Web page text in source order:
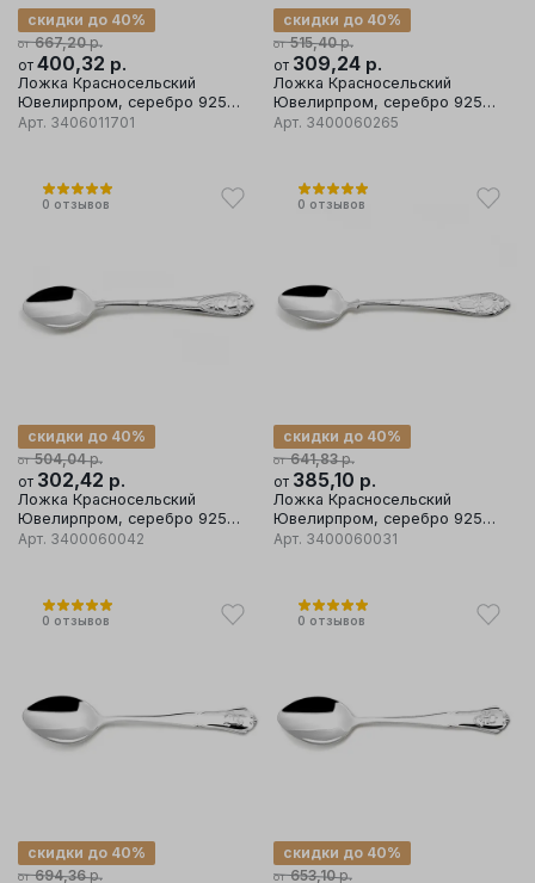
от 667,20р.
скидки до 40%
от 400,32 р.
Ложка Красносельский
Ювелирпром, серебро 925
проба
Арт. 3406011701
от 515,40р.
скидки до 40%
от 309,24 р.
Ложка Красносельский
Ювелирпром, серебро 925
проба
Арт. 3400060265
0 отзывов
от 504,04р.
скидки до 40%
от 302,42 р.
Ложка Красносельский
Ювелирпром, серебро 925
проба
Арт. 3400060042
0 отзывов
от 641,83р.
скидки до 40%
от 385,10 р.
Ложка Красносельский
Ювелирпром, серебро 925
проба
Арт. 3400060031
0 отзывов
от 694,36р.
скидки до 40%
0 отзывов
от 653,10р.
скидки до 40%